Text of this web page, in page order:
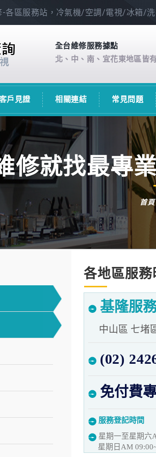
各區服務站，冷氣機/空調/電視/冰箱/洗
全台維修服務據點
北、中、南、宜花東地區皆
戶見證 相關連結 常見問題
修就找最專
首頁
各地區服務
基隆服
中山區 七堵
(02)
免付費
服務登記時間
星期一至星期六
星期日AM